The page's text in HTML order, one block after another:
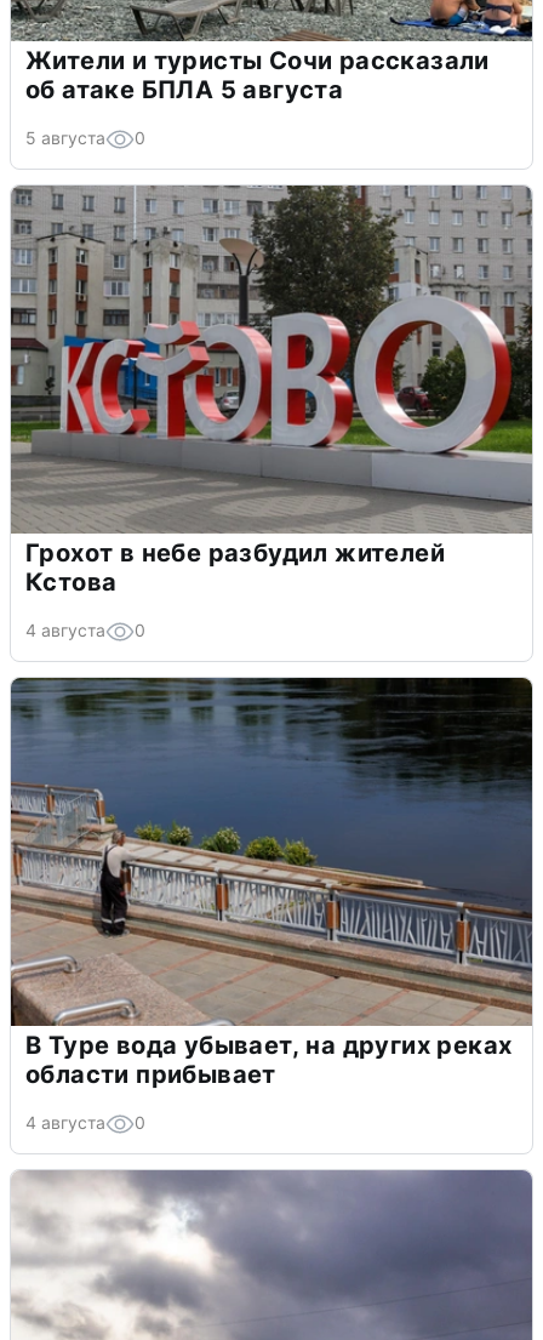
Жители и туристы Сочи рассказали
об атаке БПЛА 5 августа
5 августа 0
Грохот в небе разбудил жителей
Кстова
4 августа 0
В Туре вода убывает, на других реках
области прибывает
4 августа 0